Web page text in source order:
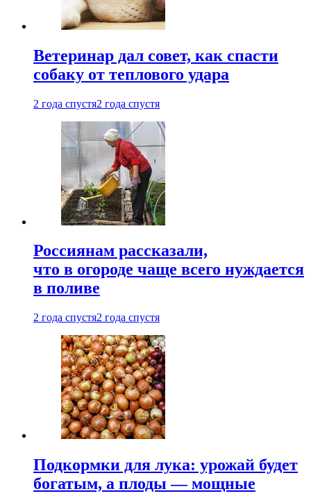
Ветеринар дал совет, как спасти
собаку от теплового удара
2 года спустя2 года спустя
Россиянам рассказали,
что в огороде чаще всего нуждается
в поливе
2 года спустя2 года спустя
Подкормки для лука: урожай будет
богатым, а плоды — мощные